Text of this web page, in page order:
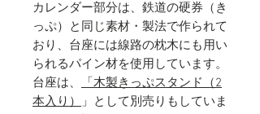
カレンダー部分は、鉄道の硬券（き
っぷ）と同じ素材・製法で作られて
おり、台座には線路の枕木にも用い
られるパイン材を使用しています。
台座は、
「木製きっぷスタンド（2
本入り）
」として別売りもしていま